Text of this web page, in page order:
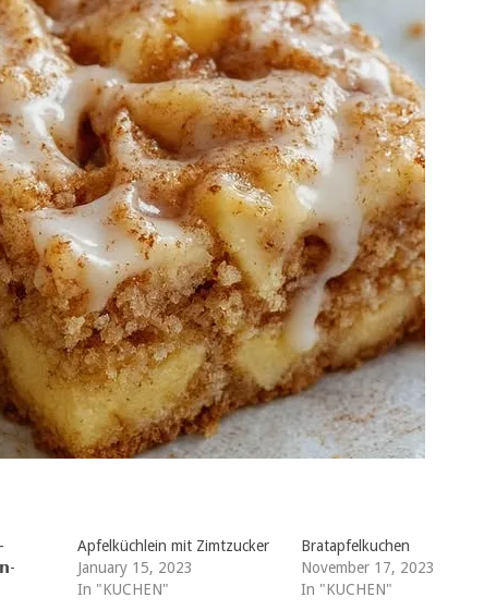
Apfelküchlein mit Zimtzucker
January 15, 2023
In "KUCHEN"
Bratapfelkuchen
November 17, 2023
In "KUCHEN"